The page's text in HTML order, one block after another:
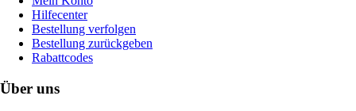
Hilfecenter
Bestellung verfolgen
Bestellung zurückgeben
Rabattcodes
Über uns